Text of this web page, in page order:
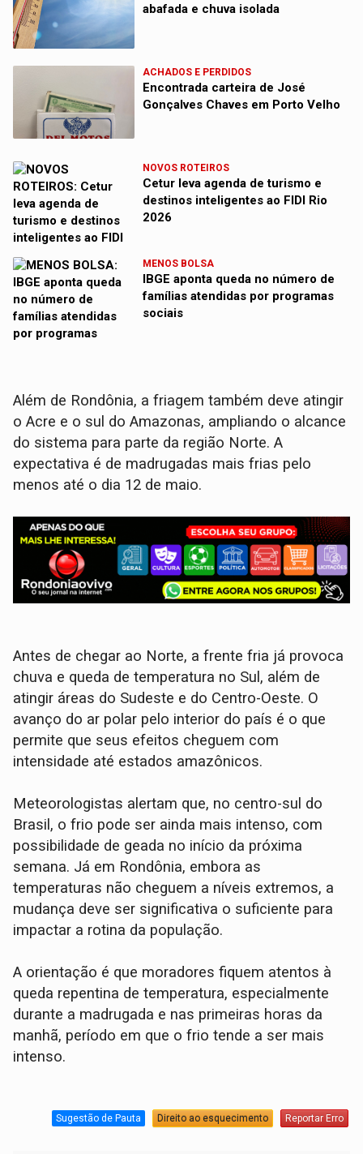
abafada e chuva isolada
ACHADOS E PERDIDOS
Encontrada carteira de José
Gonçalves Chaves em Porto Velho
NOVOS ROTEIROS
Cetur leva agenda de turismo e
destinos inteligentes ao FIDI Rio
2026
MENOS BOLSA
IBGE aponta queda no número de
famílias atendidas por programas
sociais
Além de Rondônia, a friagem também deve atingir
o Acre e o sul do Amazonas, ampliando o alcance
do sistema para parte da região Norte. A
expectativa é de madrugadas mais frias pelo
menos até o dia 12 de maio.
Antes de chegar ao Norte, a frente fria já provoca
chuva e queda de temperatura no Sul, além de
atingir áreas do Sudeste e do Centro-Oeste. O
avanço do ar polar pelo interior do país é o que
permite que seus efeitos cheguem com
intensidade até estados amazônicos.
Meteorologistas alertam que, no centro-sul do
Brasil, o frio pode ser ainda mais intenso, com
possibilidade de geada no início da próxima
semana. Já em Rondônia, embora as
temperaturas não cheguem a níveis extremos, a
mudança deve ser significativa o suficiente para
impactar a rotina da população.
A orientação é que moradores fiquem atentos à
queda repentina de temperatura, especialmente
durante a madrugada e nas primeiras horas da
manhã, período em que o frio tende a ser mais
intenso.
Sugestão de Pauta Direito ao esquecimento Reportar Erro